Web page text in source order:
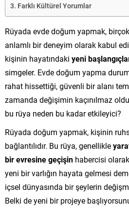
Farklı Kültürel Yorumlar
Rüyada evde doğum yapmak,
anlamlı bir deneyim olarak kabul
kişinin hayatındaki yeni
simgeler. Evde doğum yapma
rahat hissettiği, güvenli bir alanı
zamanda değişimin kaçınılmaz
bu rüya neden bu kadar etkileyici?
Rüyada doğum yapmak, kişinin
bağlantılıdır. Bu rüya, genellikle
bir evresine geçişin habercisi
yeni bir varlığın hayata gelmesi
içsel dünyasında bir şeylerin
Belki de yeni bir projeye